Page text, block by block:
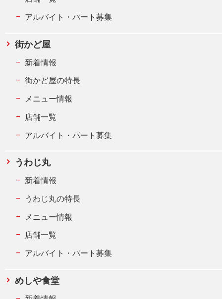
アルバイト・パート募集
街かど屋
新着情報
街かど屋の特長
メニュー情報
店舗一覧
アルバイト・パート募集
うわじ丸
新着情報
うわじ丸の特長
メニュー情報
店舗一覧
アルバイト・パート募集
めしや食堂